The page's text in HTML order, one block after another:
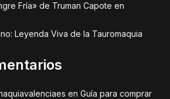
Fría» de Truman Capote en
Leyenda Viva de la Tauromaquia
en Guía para comprar